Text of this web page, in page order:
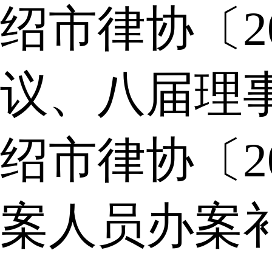
绍市律协〔
议、八届理
绍市律协〔
案人员办案